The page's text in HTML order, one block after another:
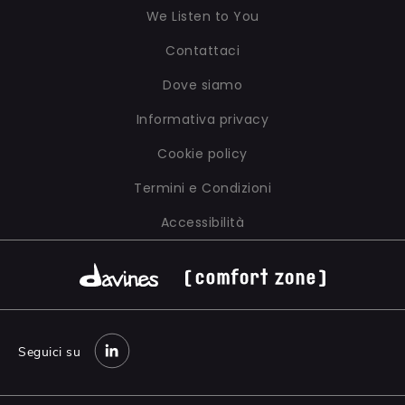
We Listen to You
Contattaci
Dove siamo
Informativa privacy
Cookie policy
Termini e Condizioni
Accessibilità
Seguici su